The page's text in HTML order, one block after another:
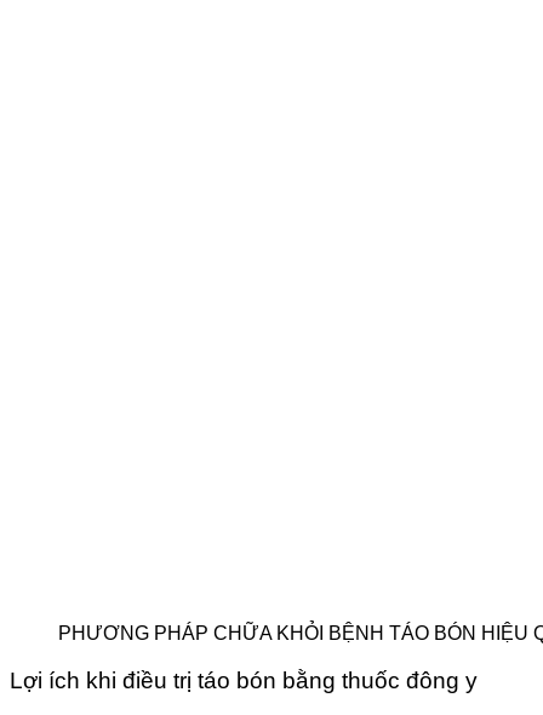
PHƯƠNG PHÁP CHỮA KHỎI BỆNH TÁO BÓN HIỆU
Lợi ích khi điều trị táo bón bằng thuốc đông y